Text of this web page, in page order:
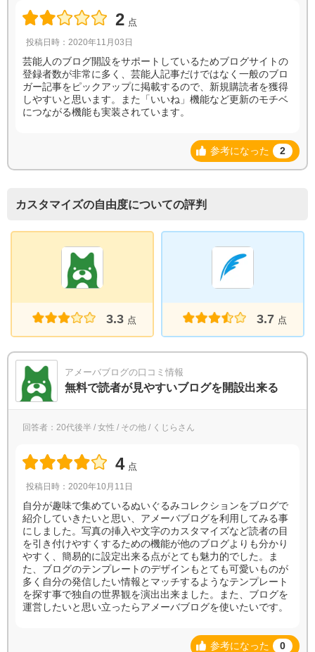
2 点
投稿日時：2020年11月03日
芸能人のブログ開設をサポートしているためブログサイトの
登録者数が非常に多く、芸能人記事だけではなく一般のブロ
ガー記事をピックアップに掲載するので、新規購読者を獲得
しやすいと思います。また「いいね」機能など更新のモチベ
につながる機能も実装されています。
参考になった 2
カスタマイズの自由度についての評判
3.3 点 3.7 点
アメーバブログの口コミ情報
無料で読者が見やすいブログを開設出来る
回答者：20代後半 / 女性 / その他 / くじらさん
4 点
投稿日時：2020年10月11日
自分が趣味で集めているぬいぐるみコレクションをブログで
紹介していきたいと思い、アメーバブログを利用してみる事
にしました。写真の挿入や文字のカスタマイズなど読者の目
を引き付けやすくするための機能が他のブログよりも分かり
やすく、簡易的に設定出来る点がとても魅力的でした。ま
た、ブログのテンプレートのデザインもとても可愛いものが
多く自分の発信したい情報とマッチするようなテンプレート
を探す事で独自の世界観を演出出来ました。また、ブログを
運営したいと思い立ったらアメーバブログを使いたいです。
参考になった 0